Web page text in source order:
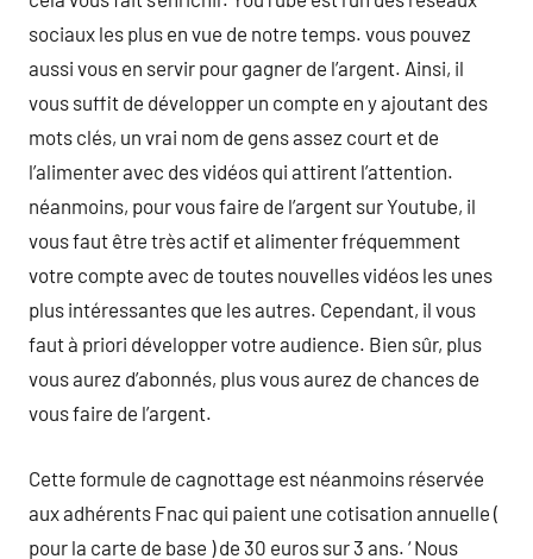
sociaux les plus en vue de notre temps. vous pouvez
aussi vous en servir pour gagner de l’argent. Ainsi, il
vous suffit de développer un compte en y ajoutant des
mots clés, un vrai nom de gens assez court et de
l’alimenter avec des vidéos qui attirent l’attention.
néanmoins, pour vous faire de l’argent sur Youtube, il
vous faut être très actif et alimenter fréquemment
votre compte avec de toutes nouvelles vidéos les unes
plus intéressantes que les autres. Cependant, il vous
faut à priori développer votre audience. Bien sûr, plus
vous aurez d’abonnés, plus vous aurez de chances de
vous faire de l’argent.
Cette formule de cagnottage est néanmoins réservée
aux adhérents Fnac qui paient une cotisation annuelle (
pour la carte de base ) de 30 euros sur 3 ans. ‘ Nous